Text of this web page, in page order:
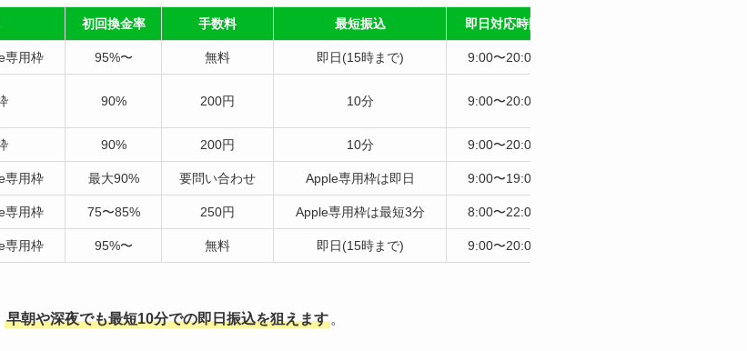
初回換金率 手数料 最短振込 即日対応時間
専用枠 95%〜 無料 即日(15時まで) 9:00〜20:00
90% 200円 10分 9:00〜20:00
90% 200円 10分 9:00〜20:00
専用枠 最大90% 要問い合わせ Apple専用枠は即日 9:00〜19:00
専用枠 75〜85% 250円 Apple専用枠は最短3分 8:00〜22:00
専用枠 95%〜 無料 即日(15時まで) 9:00〜20:00
早朝や深夜でも最短10分での即日振込を狙えます 。